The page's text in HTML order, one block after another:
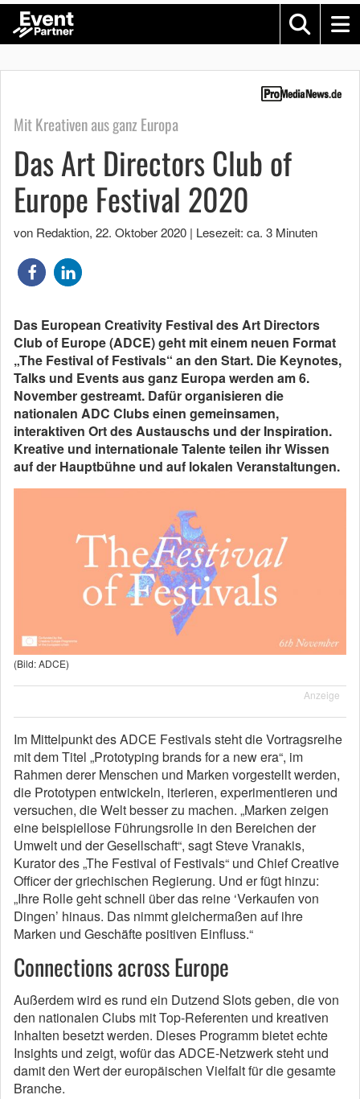
Mit Kreativen aus ganz Europa
Das Art Directors Club of
Europe Festival 2020
von Redaktion, 22. Oktober 2020 | Lesezeit: ca. 3 Minuten
Das European Creativity Festival des Art Directors
Club of Europe (ADCE) geht mit einem neuen Format
„The Festival of Festivals“ an den Start. Die Keynotes,
Talks und Events aus ganz Europa werden am 6.
November gestreamt. Dafür organisieren die
nationalen ADC Clubs einen gemeinsamen,
interaktiven Ort des Austauschs und der Inspiration.
Kreative und internationale Talente teilen ihr Wissen
auf der Hauptbühne und auf lokalen Veranstaltungen.
(Bild: ADCE)
Anzeige
Im Mittelpunkt des ADCE Festivals steht die Vortragsreihe
mit dem Titel „Prototyping brands for a new era“, im
Rahmen derer Menschen und Marken vorgestellt werden,
die Prototypen entwickeln, iterieren, experimentieren und
versuchen, die Welt besser zu machen. „Marken zeigen
eine beispiellose Führungsrolle in den Bereichen der
Umwelt und der Gesellschaft“, sagt Steve Vranakis,
Kurator des „The Festival of Festivals“ und Chief Creative
Officer der griechischen Regierung. Und er fügt hinzu:
„Ihre Rolle geht schnell über das reine ‘Verkaufen von
Dingen’ hinaus. Das nimmt gleichermaßen auf ihre
Marken und Geschäfte positiven Einfluss.“
Connections across Europe
Außerdem wird es rund ein Dutzend Slots geben, die von
den nationalen Clubs mit Top-Referenten und kreativen
Inhalten besetzt werden. Dieses Programm bietet echte
Insights und zeigt, wofür das ADCE-Netzwerk steht und
damit den Wert der europäischen Vielfalt für die gesamte
Branche.